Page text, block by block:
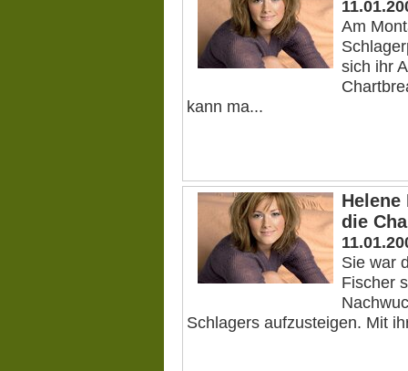
Am
sich ihr
kann ma...
die
Sie war
Fischer
Schlagers aufzusteigen. Mit